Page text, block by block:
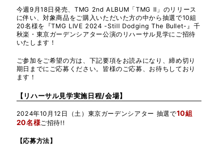
今週9月18日発売、TMG 2nd ALBUM「TMG Ⅱ」のリリース
に伴い、対象商品をご購入いただいた方の中から抽選で10組
20名様を『TMG LIVE 2024 -Still Dodging The Bullet-』千
秋楽・東京ガーデンシアター公演のリハーサル見学にご招待
いたします！
ご参加をご希望の方は、下記要項をお読みになり、締め切り
期日までにご応募ください。皆様のご応募、お待ちしており
ます！
【リハーサル見学実施日程/会場】
2024年10月12日（土）東京ガーデンシアター 抽選で10組
20名様ご招待!!
【応募方法】